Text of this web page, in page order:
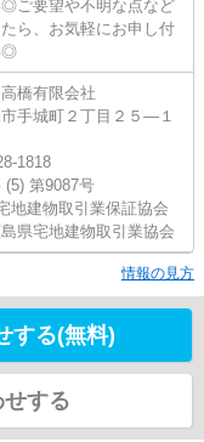
ご要望や不明な点など
ら、お気軽にお申し付
◎
橋有限会社
手城町２丁目２５―１
1818
(5) 第9087号
地建物取引業保証協会
島県宅地建物取引業協会
情報の見方
する(無料)
する